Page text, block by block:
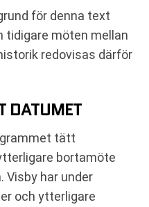
för denna text
tidigare möten mellan
redovisas därför
DATUMET
tätt
bortamöte
Visby har under
och ytterligare